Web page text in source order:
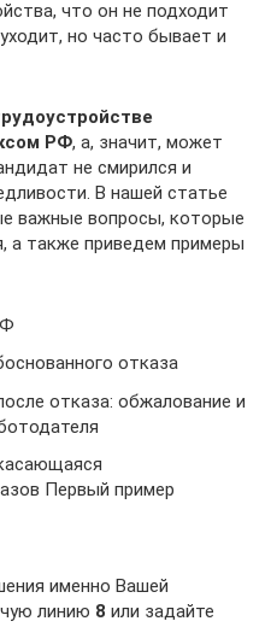
что он не подходит
но часто бывает и
РФ, а, значит, может
не смирился и
В нашей статье
важные вопросы, которые
а также приведем примеры
отказа
отказа: обжалование и
Первый пример
именно Вашей
линию 8 или задайте